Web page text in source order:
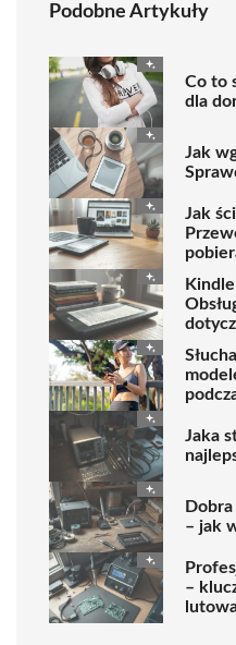
Podobne Artykuły
Co to
dla
Jak
Jak
Jaka
– jak
–